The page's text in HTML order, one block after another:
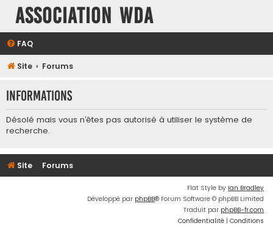
Association WDA
FAQ
Site Forums
Informations
Désolé mais vous n’êtes pas autorisé à utiliser le système de
recherche.
Site Forums
Flat Style by Ian Bradley
Développé par phpBB® Forum Software © phpBB Limited
Traduit par phpBB-fr.com
Confidentialité | Conditions